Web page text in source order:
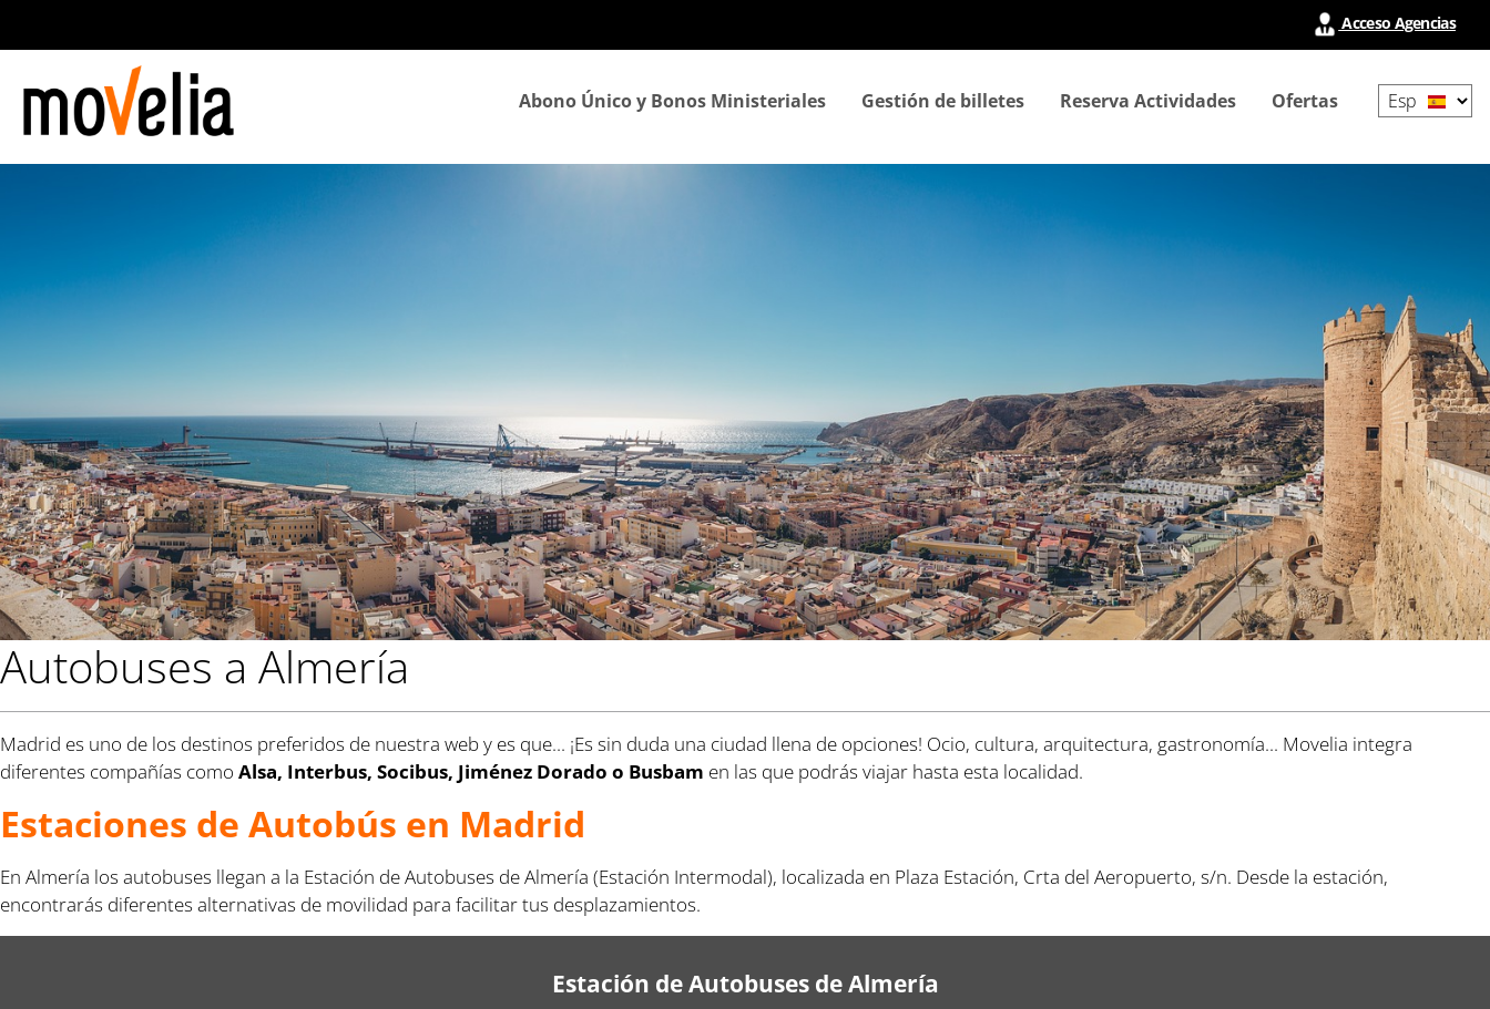
principal
Acceso Agencias
Abono Único y Bonos Ministeriales Gestión de billetes Reserva Actividades Ofertas
your
Autobuses a Almería
Madrid es uno de los destinos preferidos de nuestra web y es que... ¡Es sin duda una ciudad llena de opciones! Ocio, cultura, arquitectura, gastronomía... Movelia integra
diferentes compañías como Alsa, Interbus, Socibus, Jiménez Dorado o Busbam en las que podrás viajar hasta esta localidad.
Estaciones de Autobús en Madrid
En Almería los autobuses llegan a la Estación de Autobuses de Almería (Estación Intermodal), localizada en Plaza Estación, Crta del Aeropuerto, s/n. Desde la estación,
encontrarás diferentes alternativas de movilidad para facilitar tus desplazamientos.
Estación de Autobuses de Almería